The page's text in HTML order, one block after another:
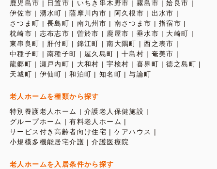
鹿児島市
日置市 いちき串木野市 霧島市
姶良市
伊佐市
湧水町 薩摩川内市 阿久根市
出水市
さつま町
長島町 南九州市 南さつま市
指宿市
枕崎市
志布志市 曽於市 鹿屋市 垂水市
大崎町
東串良町
肝付町 錦江町 南大隅町
西之表市
中種子町
南種子町 屋久島町 十島村
奄美市
龍郷町
瀬戸内町 大和村 宇検村 喜界町
徳之島町
天城町
伊仙町 和泊町 知名町 与論町
老人ホームを種類から探す
特別養護老人ホーム
介護老人保健施設
グループホーム
有料老人ホーム
サービス付き高齢者向け住宅
ケアハウス
小規模多機能居宅介護
介護医療院
老人ホームを入居条件から探す